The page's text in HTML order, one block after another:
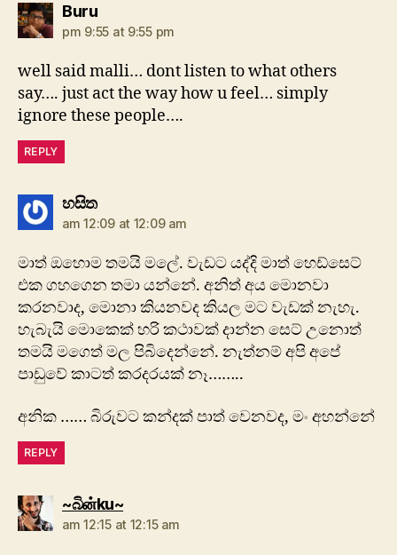
Burusays:
pm 9:55 at 9:55 pm
well said malli… dont listen to what others
say…. just act the way how u feel… simply
ignore these people….
REPLY
හසිතsays:
am 12:09 at 12:09 am
මාත් ඔහොම තමයි මලේ. වැඩට යද්දි මාත් හෙඩ්සෙට්
එක ගහගෙන තමා යන්නේ. අනිත් අය මොනවා
කරනවාද, මොනා කියනවද කියල මට වැඩක් නැහැ.
හැබැයි මොකෙක් හරි කථාවක් දාන්න සෙට් උනොත්
තමයි මගෙත් මල පිබිදෙන්නේ. නැත්නම් අපි අපේ
පාඩුවේ කාටත් කරදරයක් නෑ……..
අනික …… බිරුවට කන්දක් පාත් වෙනවද, මං අහන්නේ
REPLY
~බිன்ku~says:
am 12:15 at 12:15 am